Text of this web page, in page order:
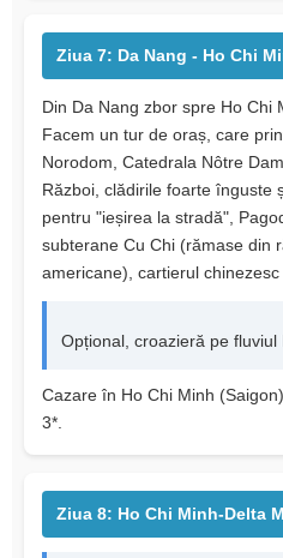
Ziua 7: Da Nang - Ho Chi
Din Da Nang zbor spre Ho Chi
Facem un tur de oraș, care
Norodom, Catedrala Nôtre
Război, clădirile foarte înguste
pentru "ieșirea la stradă",
subterane Cu Chi (rămase din
americane), cartierul chinezesc
Opțional, croazieră pe fluviul
Cazare în Ho Chi Minh
3*.
Ziua 8: Ho Chi Minh-Delta